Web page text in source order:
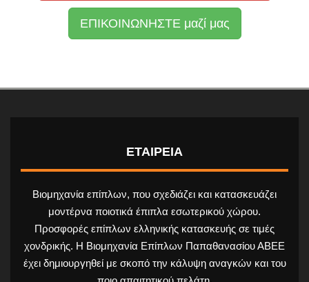
ΕΠΙΚΟΙΝΩΝΗΣΤΕ μαζί μας
ΕΤΑΙΡΕΙΑ
Βιομηχανία επίπλων, που σχεδιάζει και κατασκευάζει
μοντέρνα ποιοτικά έπιπλα εσωτερικού χώρου.
Προσφορές επίπλων ελληνικής κατασκευής σε τιμές
χονδρικής. Η Βιομηχανία Επίπλων Παπαθανασίου ΑΒΕΕ
έχει δημιουργηθεί με σκοπό την κάλυψη αναγκών και του